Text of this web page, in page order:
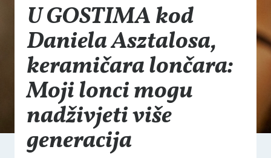
U GOSTIMA kod
Daniela Asztalosa,
keramičara lončara:
Moji lonci mogu
nadživjeti više
generacija